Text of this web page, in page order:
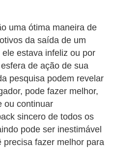
uma ótima maneira de
da saída de um
estava infeliz ou por
de ação de sua
pesquisa podem revelar
pode fazer melhor,
ou continuar
sincero de todos os
pode ser inestimável
precisa fazer melhor para